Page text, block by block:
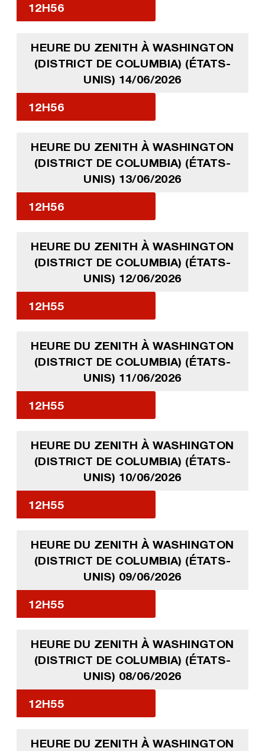
12H56
HEURE DU ZENITH À WASHINGTON
(DISTRICT DE COLUMBIA) (ÉTATS-
UNIS) 14/06/2026
12H56
HEURE DU ZENITH À WASHINGTON
(DISTRICT DE COLUMBIA) (ÉTATS-
UNIS) 13/06/2026
12H56
HEURE DU ZENITH À WASHINGTON
(DISTRICT DE COLUMBIA) (ÉTATS-
UNIS) 12/06/2026
12H55
HEURE DU ZENITH À WASHINGTON
(DISTRICT DE COLUMBIA) (ÉTATS-
UNIS) 11/06/2026
12H55
HEURE DU ZENITH À WASHINGTON
(DISTRICT DE COLUMBIA) (ÉTATS-
UNIS) 10/06/2026
12H55
HEURE DU ZENITH À WASHINGTON
(DISTRICT DE COLUMBIA) (ÉTATS-
UNIS) 09/06/2026
12H55
HEURE DU ZENITH À WASHINGTON
(DISTRICT DE COLUMBIA) (ÉTATS-
UNIS) 08/06/2026
12H55
HEURE DU ZENITH À WASHINGTON